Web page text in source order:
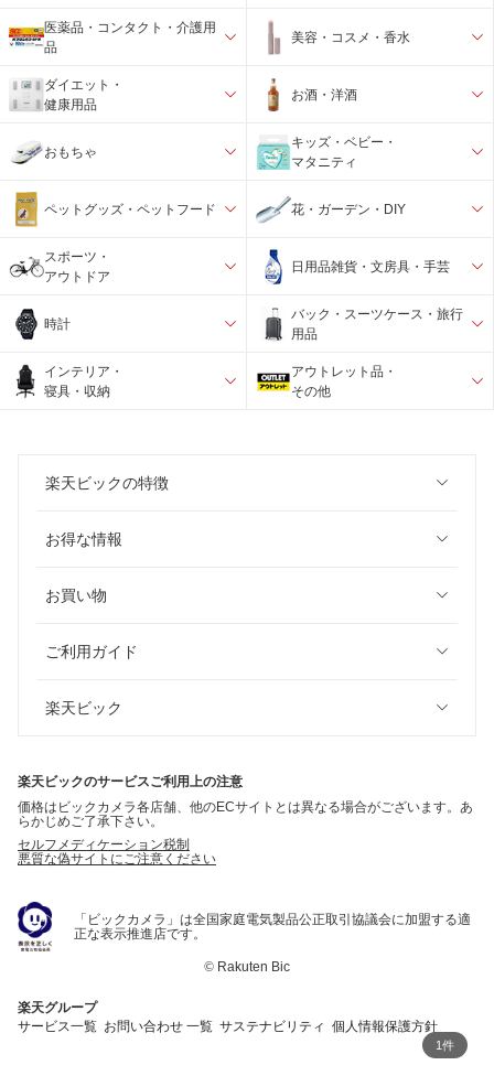
医薬品・コンタクト・介護用
品
美容・コスメ・香水
ダイエット・
健康用品
お酒・洋酒
おもちゃ
キッズ・ベビー・
マタニティ
ペットグッズ・ペットフード 花・ガーデン・DIY
スポーツ・
アウトドア
日用品雑貨・文房具・手芸
時計
バック・スーツケース・旅行
用品
インテリア・
寝具・収納
アウトレット品・
その他
楽天ビックの特徴
お得な情報
お買い物
ご利用ガイド
楽天ビック
楽天ビックのサービスご利用上の注意
価格はビックカメラ各店舗、他のECサイトとは異なる場合がございます。あ
らかじめご了承下さい。
セルフメディケーション税制
悪質な偽サイトにご注意ください
「ビックカメラ」は全国家庭電気製品公正取引協議会に加盟する適
正な表示推進店です。
© Rakuten Bic
楽天グループ
サービス一覧 お問い合わせ 一覧 サステナビリティ 個人情報保護方針
1件